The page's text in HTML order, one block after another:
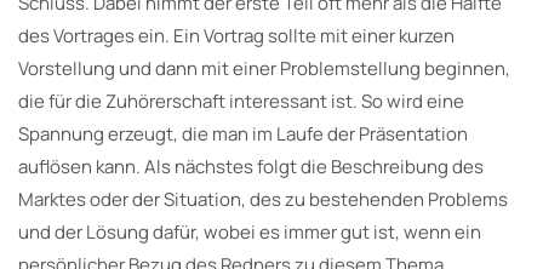
des Vortrages ein. Ein Vortrag sollte mit einer kurzen
Vorstellung und dann mit einer Problemstellung beginnen,
die für die Zuhörerschaft interessant ist. So wird eine
Spannung erzeugt, die man im Laufe der Präsentation
auflösen kann. Als nächstes folgt die Beschreibung des
Marktes oder der Situation, des zu bestehenden Problems
und der Lösung dafür, wobei es immer gut ist, wenn ein